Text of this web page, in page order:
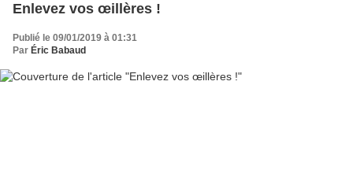
Enlevez vos œillères !
Publié le 09/01/2019 à 01:31
Par Éric Babaud